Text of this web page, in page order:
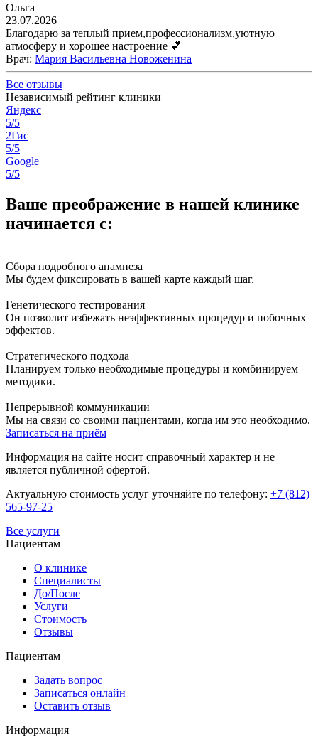
Ольга
23.07.2026
Благодарю за теплый прием,профессионализм,уютную
атмосферу и хорошее настроение 💕
Врач: Мария Васильевна Новоженина
Все отзывы
Независимый рейтинг клиники
Яндекс
5/5
2Гис
5/5
Google
5/5
Ваше преображение в нашей клинике
начинается с:
Сбора подробного анамнеза
Мы будем фиксировать в вашей карте каждый шаг.
Генетического тестирования
Он позволит избежать неэффективных процедур и побочных
эффектов.
Стратегического подхода
Планируем только необходимые процедуры и комбинируем
методики.
Непрерывной коммуникации
Мы на связи со своими пациентами, когда им это необходимо.
Записаться на приём
Информация на сайте носит справочный характер и не
является публичной офертой.
Актуальную стоимость услуг уточняйте по телефону: +7 (812)
565-97-25
Все услуги
Пациентам
О клинике
Специалисты
До/После
Услуги
Стоимость
Отзывы
Пациентам
Задать вопрос
Записаться онлайн
Оставить отзыв
Информация